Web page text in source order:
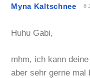
Myna Kaltschnee 8
Huhu Gabi,
mhm, ich kann
aber sehr gerne mal